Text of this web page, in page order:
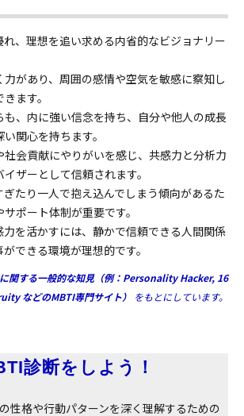
れ、理想を追い求める内省的なビジョナリー
があり、周囲の感情や空気を敏感に察知し
ます。
、内に強い信念を持ち、自分や他人の成長
関心を持ちます。
社会貢献にやりがいを感じ、共感力と分析力
ザーとして信頼されます。
たり一人で抱え込んでしまう傾向があるた
ポート体制が重要です。
力を活かすには、静かで信頼できる人間関係
できる環境が理想的です。
関する一般的な知見（例：Personality Hacker, 16
などのMBTI専門サイト）
をもとにしています。
診断をしよう！
性格や行動パターンを深く理解するための